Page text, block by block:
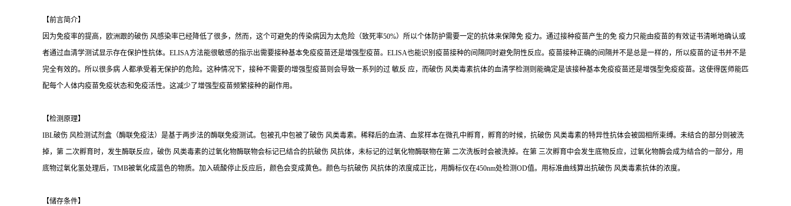
【前言简介】
因为免疫率的提高，欧洲跟的破伤 风感染率已经降低了很多，然而，这个可避免的传染病因为太危险（致死率50%）所以个体防护需要一定的抗体来保障免 疫力。通过接种疫苗产生的免 疫力只能由疫苗的有效证书清晰地确认或
者通过血清学测试显示存在保护性抗体。ELISA方法能很敏感的指示出需要接种基本免疫疫苗还是增强型疫苗。ELISA也能识别疫苗接种的间隔同时避免阴性反应。疫苗接种正确的间隔并不是总是一样的，所以疫苗的证书并不是
完全有效的。所以很多病 人都承受着无保护的危险。这种情况下，接种不需要的增强型疫苗则会导致一系列的过 敏反 应，而破伤 风类毒素抗体的血清学检测则能确定是该接种基本免疫疫苗还是增强型免疫疫苗。这使得医师能匹
配每个人体内疫苗免疫状态和免疫活性。这减少了增强型疫苗频繁接种的副作用。
【检测原理】
IBL破伤 风检测试剂盒（酶联免疫法）是基于两步法的酶联免疫测试。包被孔中包被了破伤 风类毒素。稀释后的血清、血浆样本在微孔中孵育，孵育的时候，抗破伤 风类毒素的特异性抗体会被固相所束缚。未结合的部分则被洗
掉，第 二次孵育时，发生酶联反应，破伤 风类毒素的过氧化物酶联物会标记已结合的抗破伤 风抗体，未标记的过氧化物酶联物在第 二次洗板时会被洗掉。在第 三次孵育中会发生底物反应，过氧化物酶会成为结合的一部分，用
底物过氧化氢处理后，TMB被氧化成蓝色的物质。加入硫酸停止反应后，颜色会变成黄色。颜色与抗破伤 风抗体的浓度成正比，用酶标仪在450nm处检测OD值。用标准曲线算出抗破伤 风类毒素抗体的浓度。
【储存条件】